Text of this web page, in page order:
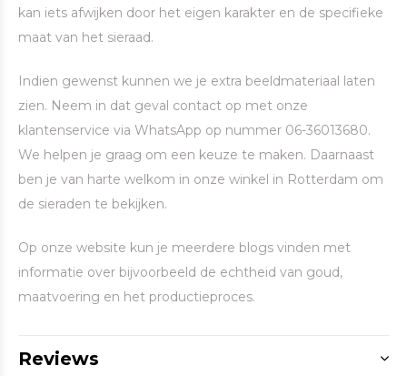
kan iets afwijken door het eigen karakter en de specifieke
maat van het sieraad.
Indien gewenst kunnen we je extra beeldmateriaal laten
zien. Neem in dat geval contact op met onze
klantenservice via WhatsApp op nummer 06-36013680.
We helpen je graag om een keuze te maken. Daarnaast
ben je van harte welkom in onze winkel in Rotterdam om
de sieraden te bekijken.
Op onze website kun je meerdere blogs vinden met
informatie over bijvoorbeeld de echtheid van goud,
maatvoering en het productieproces.
Reviews